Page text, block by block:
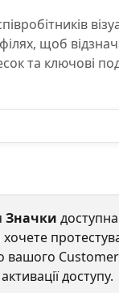
щоб
та ключові
Значки
вашого
доступу.